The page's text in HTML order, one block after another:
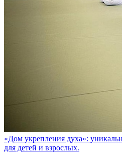
«Дом укрепления духа»:
для детей и взрослых.